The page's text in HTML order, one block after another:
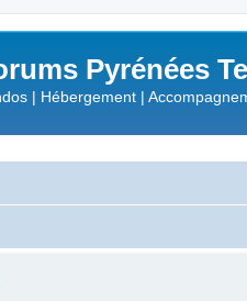
Pyrénées
| Hébergement |